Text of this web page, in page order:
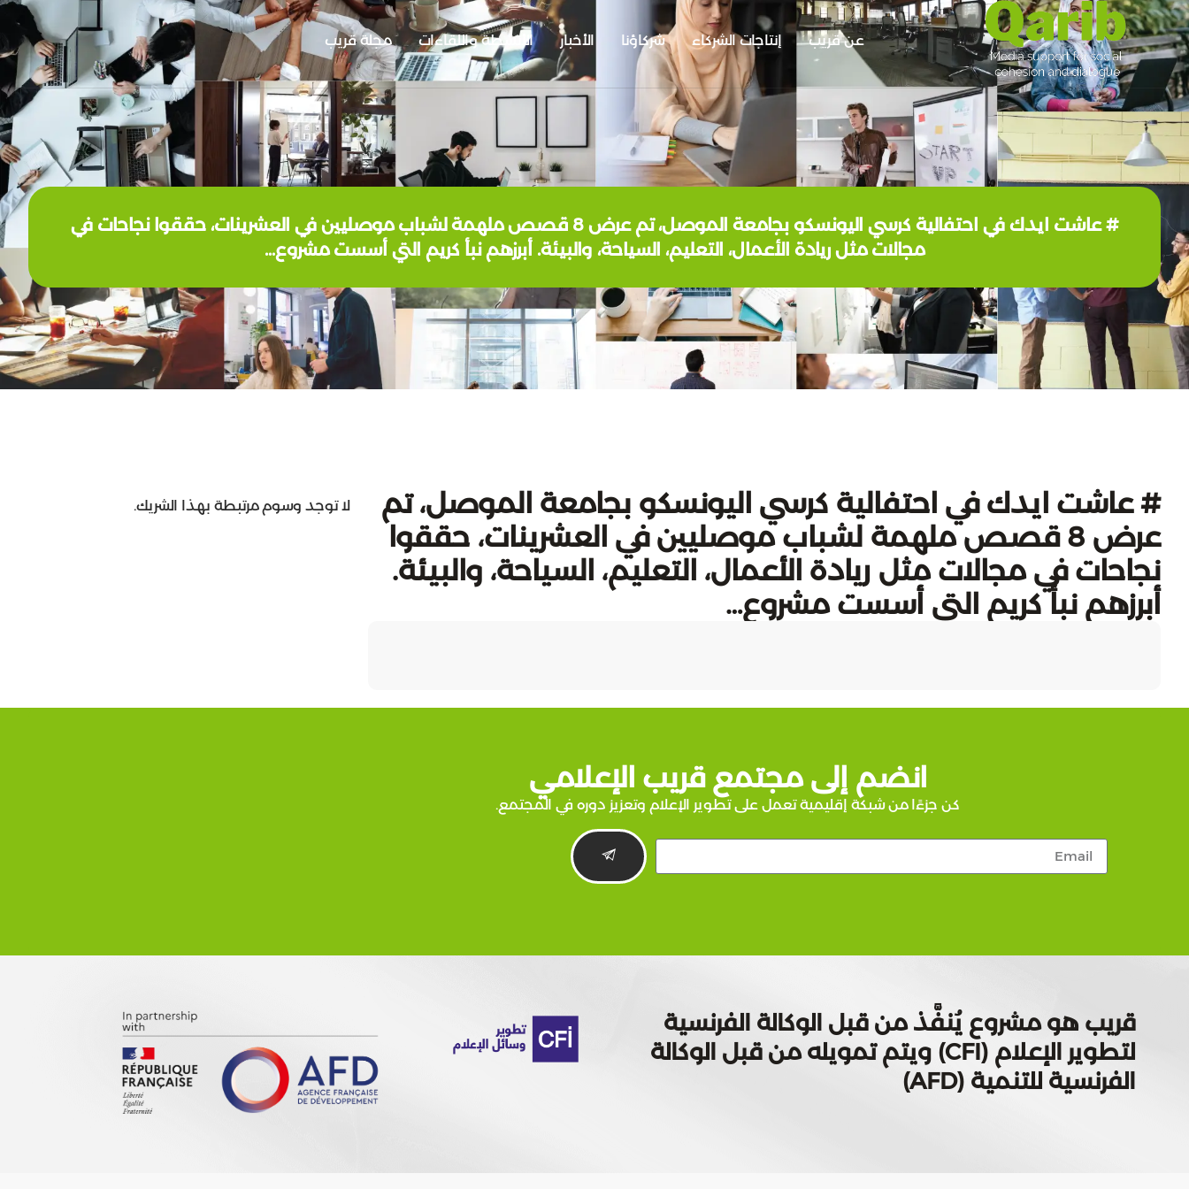
عن قريب إنتاجات الشركاء شركاؤنا الأخبار الأنشطة واللقاءات مجلة قريب
# عاشت ايدك في احتفالية كرسي اليونسكو بجامعة الموصل، تم عرض 8 قصص ملهمة لشباب موصليين في العشرينات، حققوا نجاحات في
مجالات مثل ريادة الأعمال، التعليم، السياحة، والبيئة. أبرزهم نبأ كريم التي أسست مشروع…
# عاشت ايدك في احتفالية كرسي اليونسكو بجامعة الموصل، تم
عرض 8 قصص ملهمة لشباب موصليين في العشرينات، حققوا
نجاحات في مجالات مثل ريادة الأعمال، التعليم، السياحة، والبيئة.
أبرزهم نبأ كريم التي أسست مشروع…
لا توجد وسوم مرتبطة بهذا الشريك.
انضم إلى مجتمع قريب الإعلامي
كن جزءًا من شبكة إقليمية تعمل على تطوير الإعلام وتعزيز دوره في المجتمع.
قريب هو مشروع يُنفَّذ من قبل الوكالة الفرنسية
لتطوير الإعلام (CFI) ويتم تمويله من قبل الوكالة
الفرنسية للتنمية (AFD)